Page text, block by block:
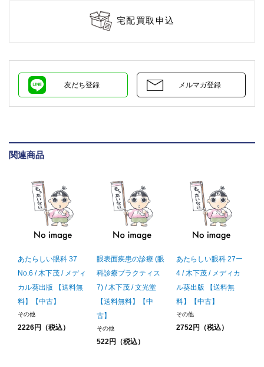
宅配買取申込
友だち登録 メルマガ登録
関連商品
あたらしい眼科 37
No.6 / 木下茂 / メディ
カル葵出版 【送料無
料】【中古】
その他
2226円（税込）
眼表面疾患の診療 (眼
科診療プラクティス
7) / 木下茂 / 文光堂
【送料無料】【中
古】
その他
522円（税込）
あたらしい眼科 27ー
4 / 木下茂 / メディカ
ル葵出版 【送料無
料】【中古】
その他
2752円（税込）